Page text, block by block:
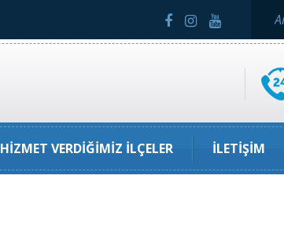
HIZMET VERDIĞIMIZ İLÇELER İLETIŞIM